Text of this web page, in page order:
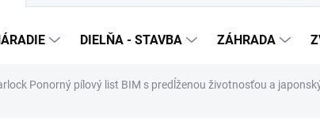
DIELŇA - STAVBA ZÁHRADA
Ponorný pílový list BIM s predĺženou životnosťou a